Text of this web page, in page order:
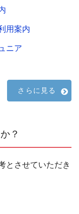
用案内
ニア
さらに見る
？
とさせていただき